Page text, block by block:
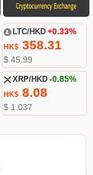
LTC/HKD +0.33%
HK$358.31
$ 45.99
XRP/HKD -0.85%
HK$8.08
$ 1.037